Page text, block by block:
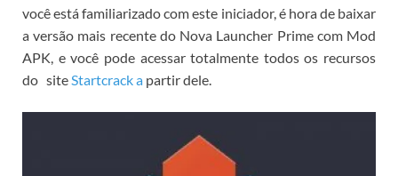
você está familiarizado com este iniciador, é hora de baixar
a versão mais recente do Nova Launcher Prime com Mod
APK, e você pode acessar totalmente todos os recursos
do siteStartcrack a partir dele.